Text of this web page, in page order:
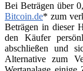
Bei Beträgen über
Bitcoin.de* zum
Beträgen in dieser
den Käufer
abschließen und
Alternative zum